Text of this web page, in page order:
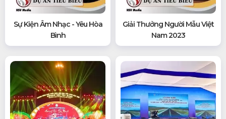
Sự Kiện Âm Nhạc - Yêu Hòa
Bình
Giải Thưởng Người Mẫu Việt
Nam 2023